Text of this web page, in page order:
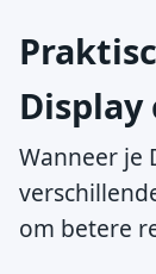
Display
Wanneer je
om betere